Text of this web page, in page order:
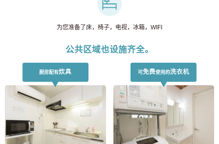
为您准备了床，椅子，电视，冰箱，WIFI
公共区域也设施齐全。
厨房配有炊具 可免费使用的洗衣机